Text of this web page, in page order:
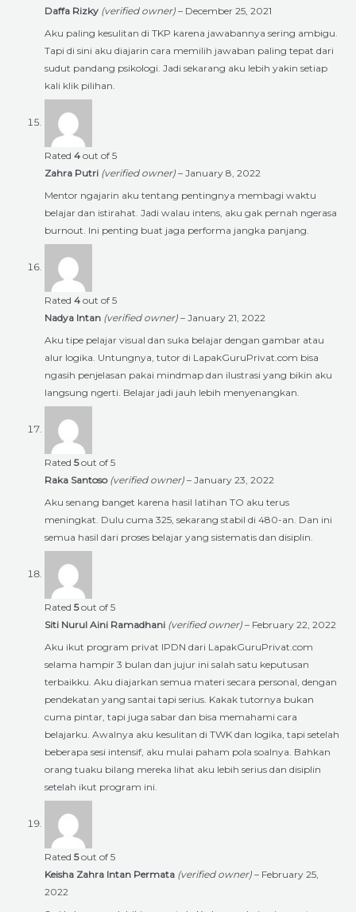
Daffa Rizky (verified owner) – December 25, 2021
Aku paling kesulitan di TKP karena jawabannya sering ambigu.
Tapi di sini aku diajarin cara memilih jawaban paling tepat dari
sudut pandang psikologi. Jadi sekarang aku lebih yakin setiap
kali klik pilihan.
Rated 4 out of 5
Zahra Putri (verified owner) – January 8, 2022
Mentor ngajarin aku tentang pentingnya membagi waktu
belajar dan istirahat. Jadi walau intens, aku gak pernah ngerasa
burnout. Ini penting buat jaga performa jangka panjang.
Rated 4 out of 5
Nadya Intan (verified owner) – January 21, 2022
Aku tipe pelajar visual dan suka belajar dengan gambar atau
alur logika. Untungnya, tutor di LapakGuruPrivat.com bisa
ngasih penjelasan pakai mindmap dan ilustrasi yang bikin aku
langsung ngerti. Belajar jadi jauh lebih menyenangkan.
Rated 5out of 5
Raka Santoso (verified owner) – January 23, 2022
Aku senang banget karena hasil latihan TO aku terus
meningkat. Dulu cuma 325, sekarang stabil di 480-an. Dan ini
semua hasil dari proses belajar yang sistematis dan disiplin.
Rated 5out of 5
Siti Nurul Aini Ramadhani (verified owner) – February 22, 2022
Aku ikut program privat IPDN dari LapakGuruPrivat.com
selama hampir 3 bulan dan jujur ini salah satu keputusan
terbaikku. Aku diajarkan semua materi secara personal, dengan
pendekatan yang santai tapi serius. Kakak tutornya bukan
cuma pintar, tapi juga sabar dan bisa memahami cara
belajarku. Awalnya aku kesulitan di TWK dan logika, tapi setelah
beberapa sesi intensif, aku mulai paham pola soalnya. Bahkan
orang tuaku bilang mereka lihat aku lebih serius dan disiplin
setelah ikut program ini.
Rated 5out of 5
Keisha Zahra Intan Permata (verified owner) – February 25,
2022